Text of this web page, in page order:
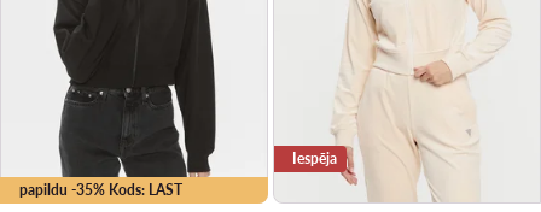
papildu -35% Kods: LAST
Iespēja